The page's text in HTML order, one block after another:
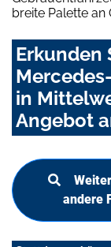
breite Palette an
Erkunden
in
Angebot
andere